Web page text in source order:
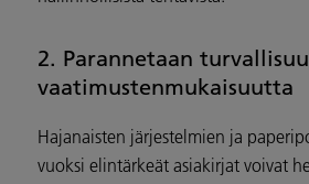
2. Parannetaan
vaatimustenmukaisuutta
Hajanaisten järjestelmien ja
vuoksi elintärkeät asiakirjat voivat